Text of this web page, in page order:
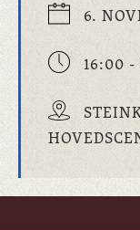
6.
16:00 -